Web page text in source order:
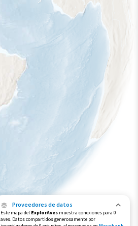
Proveedores de datos
Este mapa del ExplorAves muestra conexiones para 0
aves. Datos compartidos generosamente por